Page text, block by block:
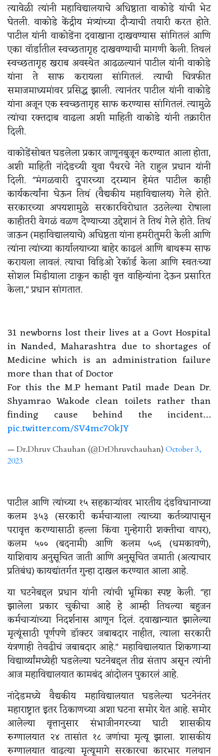
त्यावेळी त्यांनी महाविद्यालयाचे अधिष्ठाता वाकोडे यांची भेट
घेतली. वाकोडे केंद्रीय मंत्र्यांच्या दौऱ्याची तयारी करत होते.
पाटील यांनी वाकोडेंना दवाखाना दाखवण्यास सांगितलं आणि
एका वॉर्डातील स्वच्छतागृह दाखवण्याची मागणी केली. तिथलं
स्वच्छतागृह खराब अवस्थेत आढळल्यानं पाटील यांनी वाकोडे
यांना ते साफ करायला सांगितलं. त्याची चित्रफीत
समाजमाध्यमांवर प्रसिद्ध झाली. त्यानंतर पाटील यांनी वाकोडे
यांना अजून एक स्वच्छतागृह साफ करण्यास सांगितलं. त्यामुळे
त्यांचा रक्तदाब वाढला अशी माहिती वाकोडे यांनी तक्रारीत
दिली.
वाकोडेंसोबत घडलेला प्रकार जाणूनबुजून करण्यात आला होता,
अशी माहिती नांदेडच्यी युवा पँथरचे नेते राहुल प्रधान यांनी
दिली. "मंगळवारी दुपारच्या दरम्यान हेमंत पाटील काही
कार्यकर्त्यांना घेऊन तिथं (वैद्यकीय महाविद्यालय) गेले होते.
सरकारच्या अपयशामुळे सरकारविरोधात उठलेल्या रोषाला
काहीतरी वेगळं वळण देण्याच्या उद्देशानं ते तिथं गेले होते. तिथं
जाऊन (महाविद्यालयाचे) अधिष्ठता यांना हमरीतुमरी केली आणि
त्यांना त्यांच्या कार्यालयाच्या बाहेर काढलं आणि बाथरूम साफ
करायला लावलं. त्याचा विडिओ रेकॉर्ड केला आणि स्वतःच्या
सोशल मिडीयाला टाकून काही वृत्त वाहिन्यांना देऊन प्रसारित
केला," प्रधान सांगतात.
31 newborns lost their lives at a Govt Hospital
in Nanded, Maharashtra due to shortages of
Medicine which is an administration failure
more than that of Doctor
For this the M.P hemant Patil made Dean Dr.
Shyamrao Wakode clean toilets rather than
finding cause behind the incident…
pic.twitter.com/SV4mc7OkJY
— Dr.Dhruv Chauhan (@DrDhruvchauhan) October 3,
2023
पाटील आणि त्यांच्या १५ सहकाऱ्यांवर भारतीय दंडविधानाच्या
कलम ३५३ (सरकारी कर्मचाऱ्याला त्याच्या कर्तव्यापासून
परावृत्त करण्यासाठी हल्ला किंवा गुन्हेगारी शक्तीचा वापर),
कलम ५०० (बदनामी) आणि कलम ५०६ (धमकावणे),
याशिवाय अनुसूचित जाती आणि अनुसूचित जमाती (अत्याचार
प्रतिबंध) कायद्यांतर्गत गुन्हा दाखल करण्यात आला आहे.
या घटनेबद्दल प्रधान यांनी त्यांची भूमिका स्पष्ट केली. "हा
झालेला प्रकार चुकीचा आहे हे आम्ही तिथल्या बहुजन
कर्मचाऱ्यांच्या निदर्शनास आणून दिलं. दवाखान्यात झालेल्या
मृत्यूंसाठी पूर्णपणे डॉक्टर जबाबदार नाहीत, त्याला सरकारी
यंत्रणाही तेवढीचं जबाबदार आहे." महाविद्यालयात शिकणाऱ्या
विद्यार्थ्यांमध्येही घडलेल्या घटनेबद्दल तीव्र संताप असून त्यांनी
आज महाविद्यालयात कामबंद आंदोलन पुकारलं आहे.
नांदेडमध्ये वैद्यकीय महाविद्यालयात घडलेल्या घटनेनंतर
महाराष्ट्रात इतर ठिकाणच्या अशा घटना समोर येत आहे. समोर
आलेल्या वृत्तानुसार संभाजीनगरच्या घाटी शासकीय
रुग्णालयात २४ तासांत १८ जणांचा मृत्यू झाला. शासकीय
रुग्णालयात वाढत्या मृत्यूमागे सरकारचा कारभार गलथान